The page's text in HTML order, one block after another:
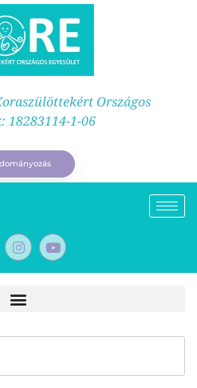
Országos
18283114-1-06